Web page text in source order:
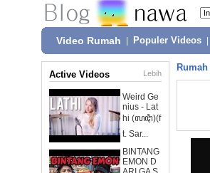
Video Rumah Populer Videos
Active Videos Lebih
Weird Ge
nius - Lat
hi (ꦭꦛꦶ)(f
t. Sar...
BINTANG
EMON D
Rumah